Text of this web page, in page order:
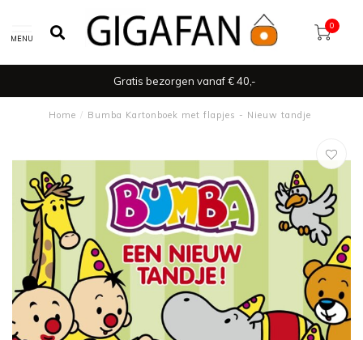
MENU
0
Gratis bezorgen vanaf € 40,-
Home / Bumba Kartonboek met flapjes - Nieuw tandje